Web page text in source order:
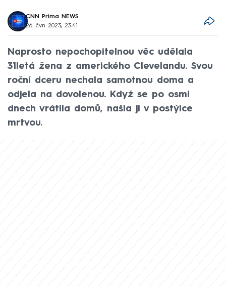
CNN Prima NEWS
26. čvn 2023, 23:41
Naprosto nepochopitelnou věc udělala
31letá žena z amerického Clevelandu. Svou
roční dceru nechala samotnou doma a
odjela na dovolenou. Když se po osmi
dnech vrátila domů, našla ji v postýlce
mrtvou.